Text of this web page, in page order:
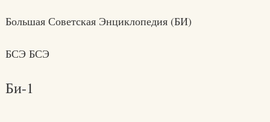
Большая Советская Энциклопедия (БИ)
БСЭ БСЭ
Би-1